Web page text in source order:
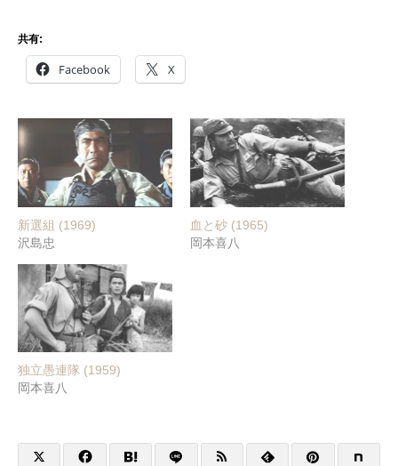
共有:
Facebook X
新選組 (1969)
沢島忠
血と砂 (1965)
岡本喜八
独立愚連隊 (1959)
岡本喜八